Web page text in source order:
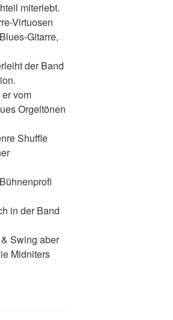
miterlebt.
Virtuosen
Gitarre,
der Band
vom
Orgeltönen
Shuffle
in der Band
Swing aber
Midniters